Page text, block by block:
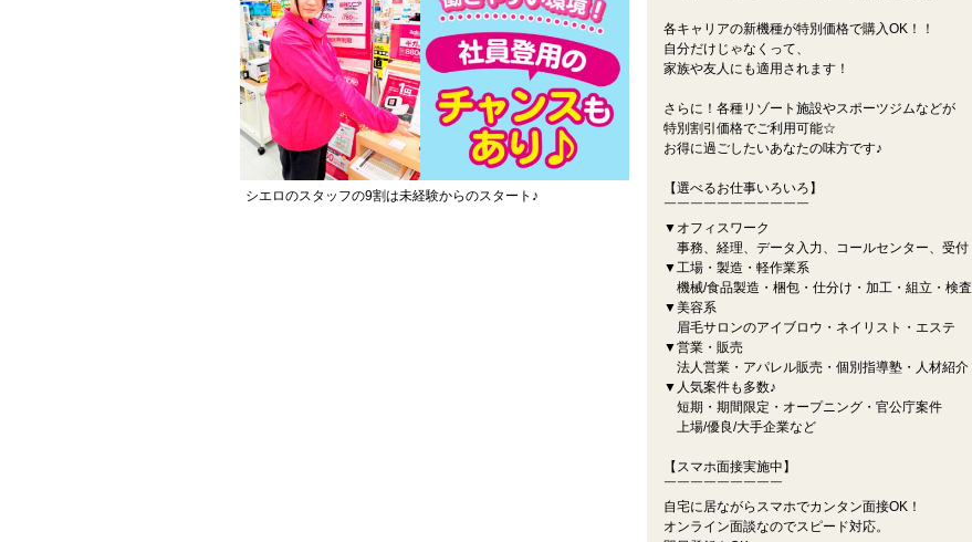
シエロのスタッフの9割は未経験からのスタート♪
各キャリアの新機種が特別価格で購入OK！！
自分だけじゃなくって、
家族や友人にも適用されます！
さらに！各種リゾート施設やスポーツジムなどが
特別割引価格でご利用可能☆
お得に過ごしたいあなたの味方です♪
【選べるお仕事いろいろ】
￣￣￣￣￣￣￣￣￣￣￣
▼オフィスワーク
事務、経理、データ入力、コールセンター、受付
▼工場・製造・軽作業系
機械/食品製造・梱包・仕分け・加工・組立・検査
▼美容系
眉毛サロンのアイブロウ・ネイリスト・エステ
▼営業・販売
法人営業・アパレル販売・個別指導塾・人材紹介
▼人気案件も多数♪
短期・期間限定・オープニング・官公庁案件
上場/優良/大手企業など
【スマホ面接実施中】
￣￣￣￣￣￣￣￣￣
自宅に居ながらスマホでカンタン面接OK！
オンライン面談なのでスピード対応。